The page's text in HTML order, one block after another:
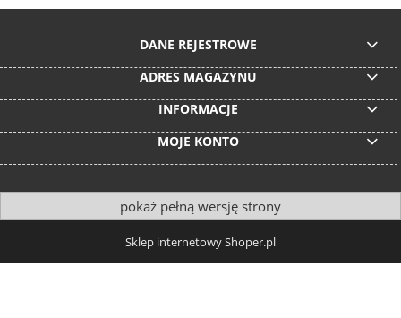
DANE REJESTROWE
ADRES MAGAZYNU
INFORMACJE
MOJE KONTO
pokaż pełną wersję strony
Sklep internetowy Shoper.pl